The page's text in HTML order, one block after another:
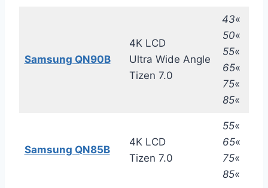
Samsung QN90B
4K LCD
Ultra Wide Angle
Tizen 7.0
43«
50«
55«
65«
75«
85«
Samsung QN85B
4K LCD
Tizen 7.0
55«
65«
75«
85«